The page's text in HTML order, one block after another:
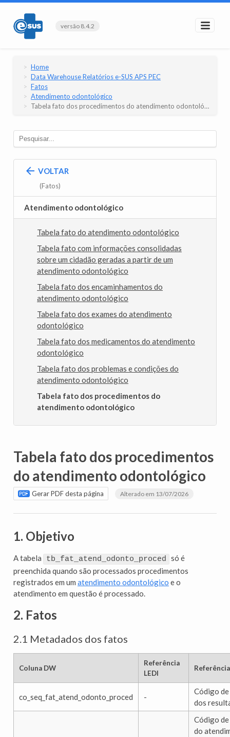
versão 8.4.2
Home
Data Warehouse Relatórios e-SUS APS PEC
Fatos
Atendimento odontológico
Tabela fato dos procedimentos do atendimento odontológico
VOLTAR
(Fatos)
Atendimento odontológico
Tabela fato do atendimento odontológico
Tabela fato com informações consolidadas
sobre um cidadão geradas a partir de um
atendimento odontológico
Tabela fato dos encaminhamentos do
atendimento odontológico
Tabela fato dos exames do atendimento
odontológico
Tabela fato dos medicamentos do atendimento
odontológico
Tabela fato dos problemas e condições do
atendimento odontológico
Tabela fato dos procedimentos do
atendimento odontológico
Tabela fato dos procedimentos
do atendimento odontológico
Gerar PDF desta página Alterado em 13/07/2026
1. Objetivo
A tabela tb_fat_atend_odonto_proced só é
preenchida quando são processados procedimentos
registrados em um atendimento odontológico e o
atendimento em questão é processado.
2. Fatos
2.1 Metadados dos fatos
Coluna DW
Referência
LEDI
co_seq_fat_atend_odonto_proced -
Código
dos
Código
do